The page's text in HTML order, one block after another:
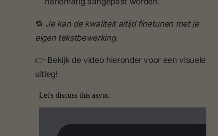
🔁 Je kan de kwaliteit altijd finetunen met je
eigen tekstbewerking.
👉 Bekijk de video hieronder voor een visuele
uitleg!